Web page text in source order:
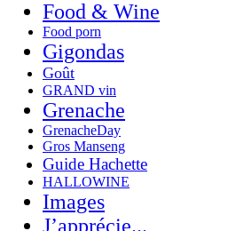
Food & Wine
Food porn
Gigondas
Goût
GRAND vin
Grenache
GrenacheDay
Gros Manseng
Guide Hachette
HALLOWINE
Images
J’apprécie...